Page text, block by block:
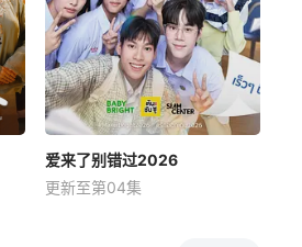
爱来了别错过2026
更新至第04集